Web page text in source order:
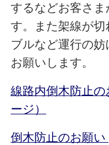
するなどお客さま
す。また架線が
ブルなど運行の
お願いします。
線路内倒木防止
ージ）
倒木防止のお願い